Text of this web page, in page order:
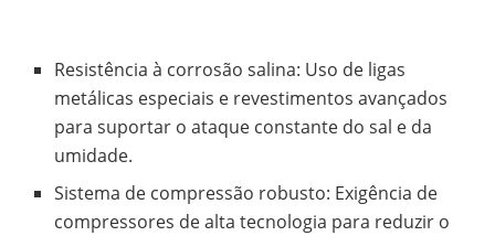
Resistência à corrosão salina: Uso de ligas
metálicas especiais e revestimentos avançados
para suportar o ataque constante do sal e da
umidade.
Sistema de compressão robusto: Exigência de
compressores de alta tecnologia para reduzir o